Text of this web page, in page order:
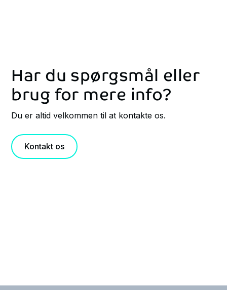
Har du spørgsmål eller
brug for mere info?
Du er altid velkommen til at kontakte os.
Kontakt os